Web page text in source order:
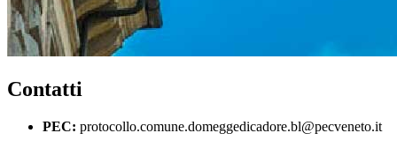
Contatti
PEC: protocollo.comune.domeggedicadore.bl@pecveneto.it